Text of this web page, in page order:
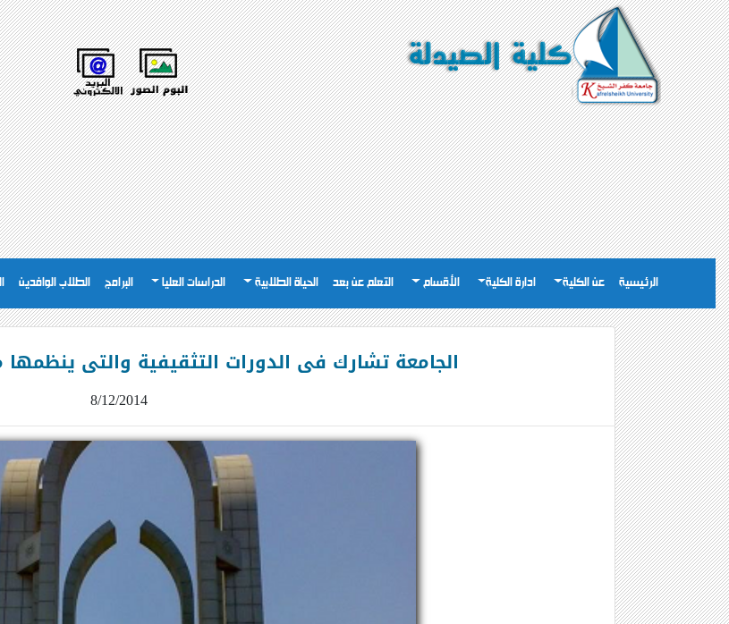
الرئيسية عن الكلية ادارة الكلية الأقسام التعلم عن بعد الحياة الطلابية الدراسات العليا البرامج الطلاب الوافدين
الجامعة تشارك فى الدورات التثقيفية والتى ينظمها
8/12/2014